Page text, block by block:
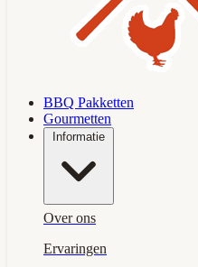
BBQ Pakketten
Gourmetten
Informatie
Over ons
Ervaringen